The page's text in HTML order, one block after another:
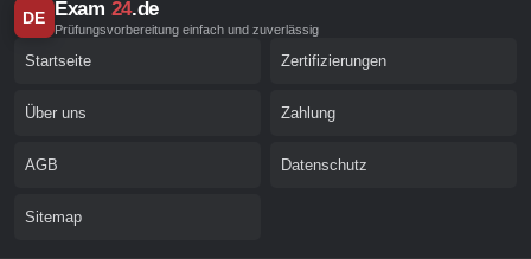
DE Exam 24.de
Prüfungsvorbereitung einfach und zuverlässig
Startseite Zertifizierungen
Über uns Zahlung
AGB Datenschutz
Sitemap